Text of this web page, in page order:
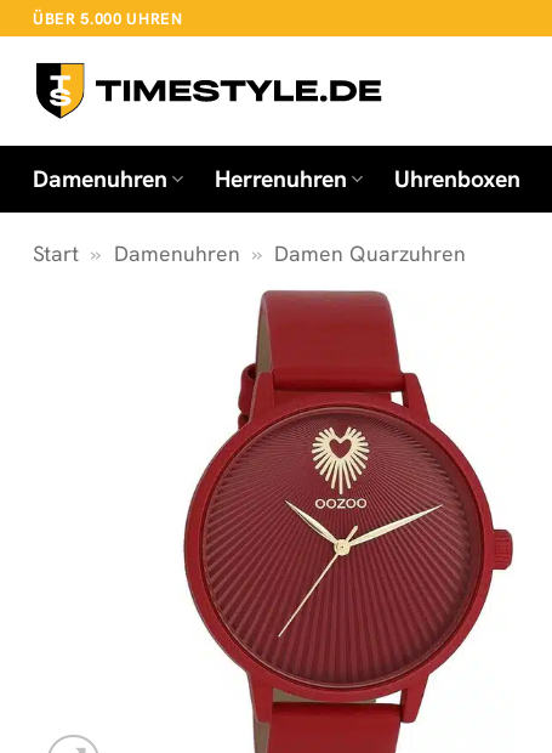
Zum
springen
ÜBER 5.000 UHREN
Damenuhren Herrenuhren Uhrenboxen
Start » Damenuhren » Damen Quarzuhren